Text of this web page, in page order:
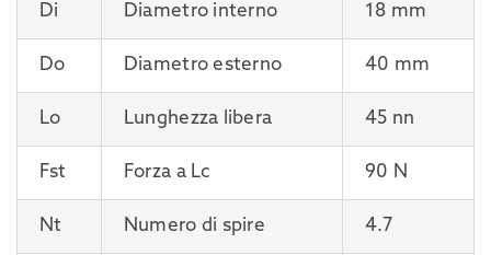
Di Diametro interno 18 mm
Do Diametro esterno 40 mm
Lo Lunghezza libera 45 nn
Fst Forza a Lc 90 N
Nt Numero di spire 4.7